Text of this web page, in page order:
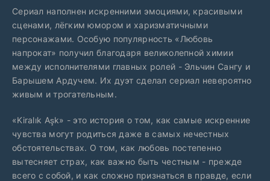
Сериал наполнен искренними эмоциями, красивыми
сценами, лёгким юмором и харизматичными
персонажами. Особую популярность «Любовь
напрокат» получил благодаря великолепной химии
между исполнителями главных ролей - Эльчин Сангу и
Барышем Ардучем. Их дуэт сделал сериал невероятно
живым и трогательным.
«Kiralık Aşk» - это история о том, как самые искренние
чувства могут родиться даже в самых нечестных
обстоятельствах. О том, как любовь постепенно
вытесняет страх, как важно быть честным - прежде
всего с собой, и как сложно признаться в правде, если